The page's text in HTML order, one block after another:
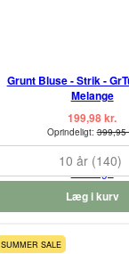
Grunt Bluse - Strik -
Melange
199,98 kr.
Oprindeligt:399,95
10 år (140)
Læg i kurv
SUMMER SALE